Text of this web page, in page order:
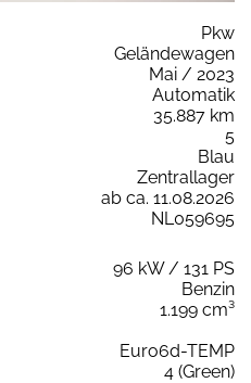
Pkw
Geländewagen
Mai / 2023
Automatik
35.887 km
5
Blau
Zentrallager
ab ca. 11.08.2026
NL059695
96 kW / 131 PS
Benzin
1.199 cm³
Euro6d-TEMP
4 (Green)